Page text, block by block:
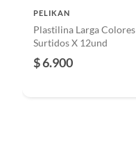
Color
PELIKAN
Plastilina Larga Colores
Surtidos X 12und
$ 6.900